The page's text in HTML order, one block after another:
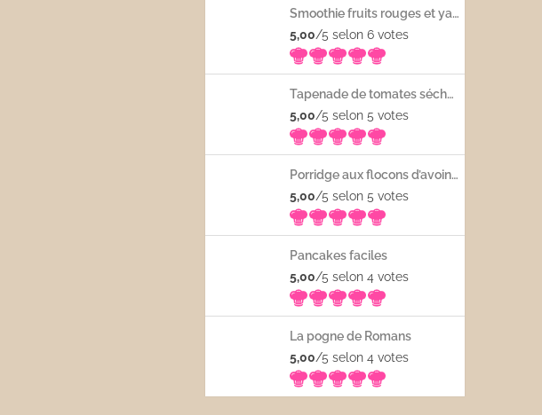
Smoothie fruits rouges et yaourt
5,00/5 selon 6 votes
Tapenade de tomates séchées
5,00/5 selon 5 votes
Porridge aux flocons d’avoine avec les fruits frais
5,00/5 selon 5 votes
Pancakes faciles
5,00/5 selon 4 votes
La pogne de Romans
5,00/5 selon 4 votes